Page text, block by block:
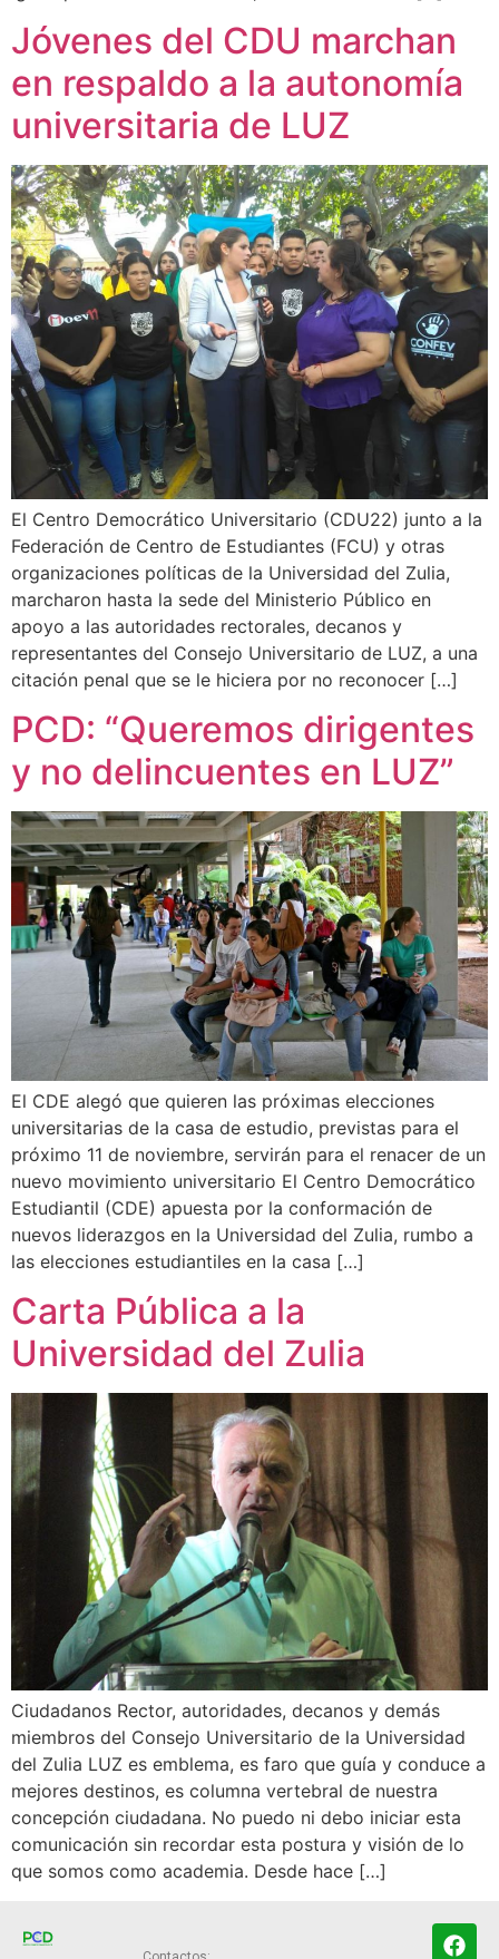
Jóvenes del CDU marchan
en respaldo a la autonomía
universitaria de LUZ
El Centro Democrático Universitario (CDU22) junto a la
Federación de Centro de Estudiantes (FCU) y otras
organizaciones políticas de la Universidad del Zulia,
marcharon hasta la sede del Ministerio Público en
apoyo a las autoridades rectorales, decanos y
representantes del Consejo Universitario de LUZ, a una
citación penal que se le hiciera por no reconocer […]
PCD: “Queremos dirigentes
y no delincuentes en LUZ”
El CDE alegó que quieren las próximas elecciones
universitarias de la casa de estudio, previstas para el
próximo 11 de noviembre, servirán para el renacer de un
nuevo movimiento universitario El Centro Democrático
Estudiantil (CDE) apuesta por la conformación de
nuevos liderazgos en la Universidad del Zulia, rumbo a
las elecciones estudiantiles en la casa […]
Carta Pública a la
Universidad del Zulia
Ciudadanos Rector, autoridades, decanos y demás
miembros del Consejo Universitario de la Universidad
del Zulia LUZ es emblema, es faro que guía y conduce a
mejores destinos, es columna vertebral de nuestra
concepción ciudadana. No puedo ni debo iniciar esta
comunicación sin recordar esta postura y visión de lo
que somos como academia. Desde hace […]